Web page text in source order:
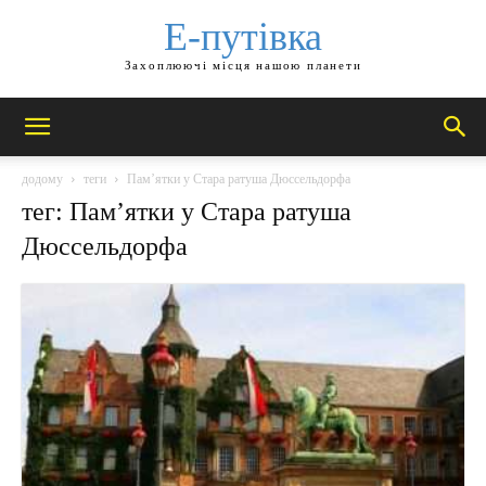
Е-путівка
Захоплюючі місця нашою планети
додому теги Пам’ятки у Стара ратуша Дюссельдорфа
тег: Пам’ятки у Стара ратуша
Дюссельдорфа